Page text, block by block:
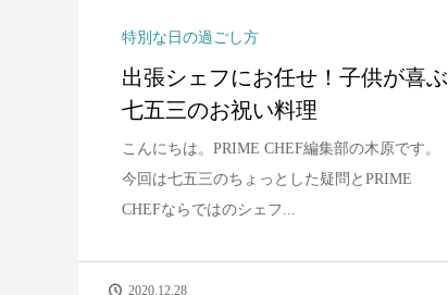
特別な日の過ごし方
出張シェフにお任せ！子供が喜ぶ
七五三のお祝い料理
こんにちは。PRIME CHEF編集部の木原です。
今回は七五三のちょっとした疑問とPRIME
CHEFならではのシェフ...
2020.12.28